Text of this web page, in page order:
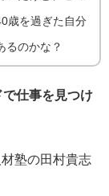
歳を過ぎた自分
るのかな？
仕事を見つけ
塾の田村貴志